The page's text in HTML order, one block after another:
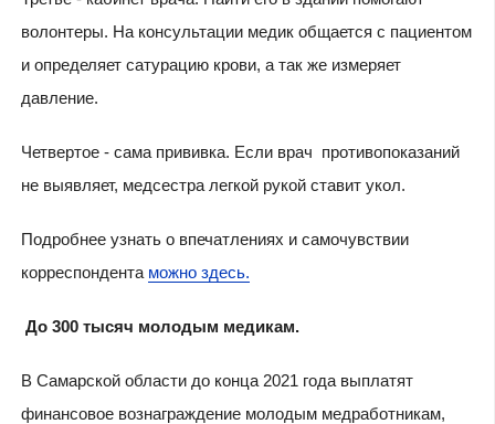
волонтеры. На консультации медик общается с пациентом
и определяет сатурацию крови, а так же измеряет
давление.
Четвертое - сама прививка. Если врач противопоказаний
не выявляет, медсестра легкой рукой ставит укол.
Подробнее узнать о впечатлениях и самочувствии
корреспондента можно здесь.
До 300 тысяч молодым медикам.
В Самарской области до конца 2021 года выплатят
финансовое вознаграждение молодым медработникам,